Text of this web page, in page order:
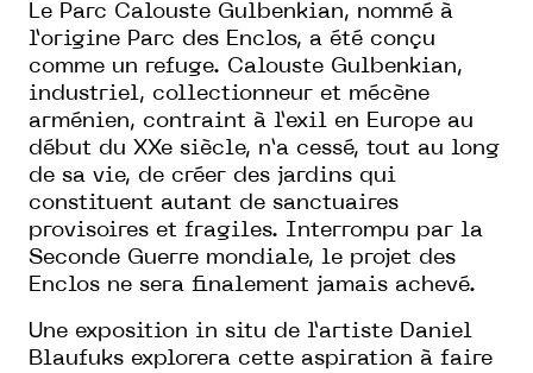
Le Parc Calouste Gulbenkian, nommé à
l’origine Parc des Enclos, a été conçu
comme un refuge. Calouste Gulbenkian,
industriel, collectionneur et mécène
arménien, contraint à l’exil en Europe au
début du XXe siècle, n’a cessé, tout au long
de sa vie, de créer des jardins qui
constituent autant de sanctuaires
provisoires et fragiles. Interrompu par la
Seconde Guerre mondiale, le projet des
Enclos ne sera finalement jamais achevé.
Une exposition in situ de l’artiste Daniel
Blaufuks explorera cette aspiration à faire